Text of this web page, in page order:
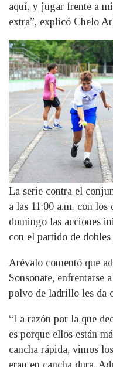
aquí, y jugar frente a
extra”, explicó Chelo
La serie contra el
a las 11:00 a.m. con
domingo las acciones
con el partido de
Arévalo comentó que
Sonsonate, enfrentarse
polvo de ladrillo les da
“La razón por la que
es porque ellos están
cancha rápida, vimos